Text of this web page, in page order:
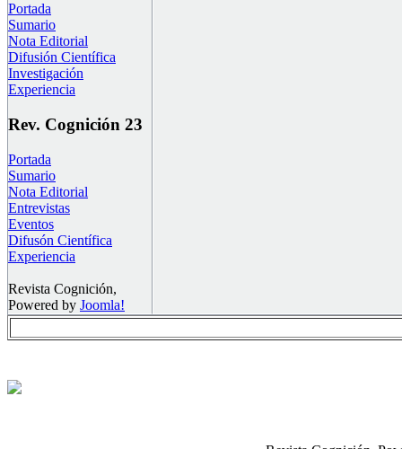
Portada
Sumario
Nota Editorial
Difusión Científica
Investigación
Experiencia
Rev. Cognición 23
Portada
Sumario
Nota Editorial
Entrevistas
Eventos
Difusón Científica
Experiencia
Revista Cognición,
Powered by Joomla!